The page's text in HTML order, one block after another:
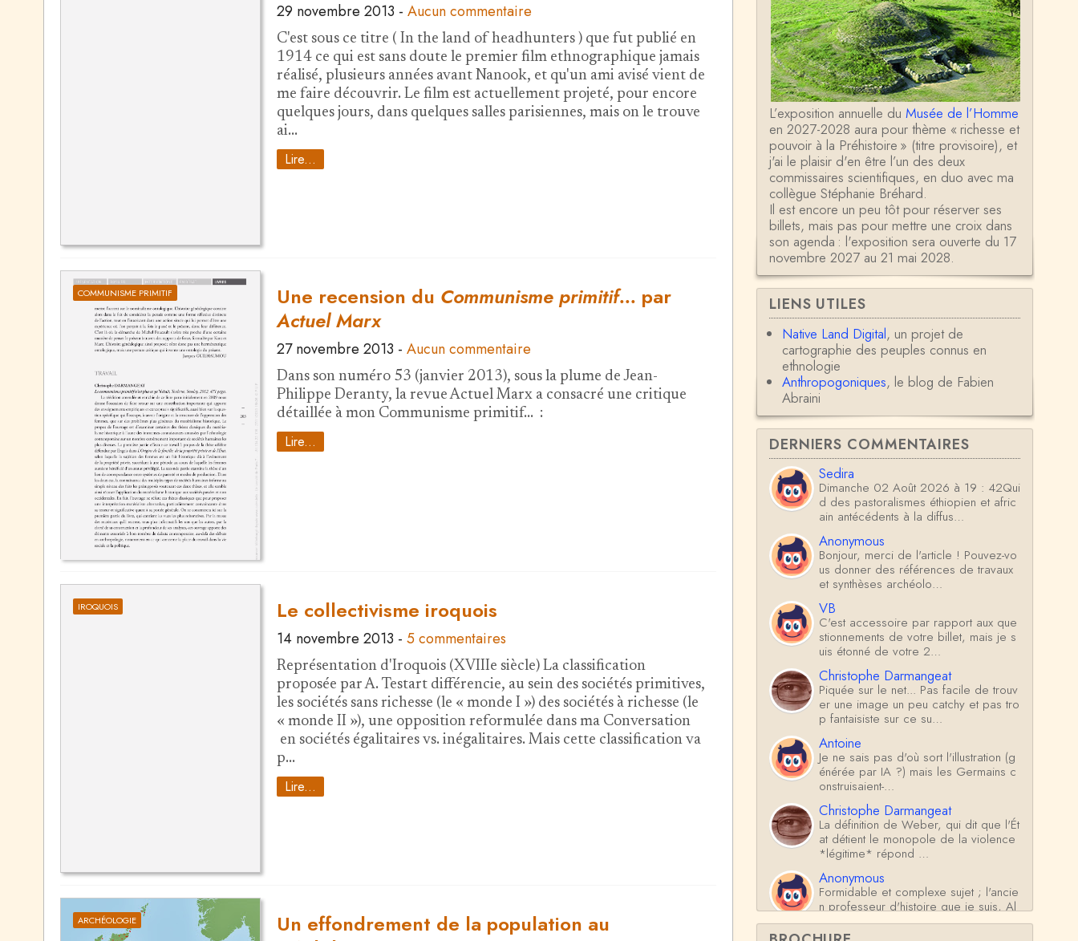
29 novembre 2013 - Aucun commentaire
C'est sous ce titre ( In the land of headhunters ) que fut publié en
1914 ce qui est sans doute le premier film ethnographique jamais
réalisé, plusieurs années avant Nanook, et qu'un ami avisé vient de
me faire découvrir. Le film est actuellement projeté, pour encore
quelques jours, dans quelques salles parisiennes, mais on le trouve
ai…
Lire...
COMMUNISME PRIMITIF Une recension du Communisme primitif... par
Actuel Marx
27 novembre 2013 - Aucun commentaire
Dans son numéro 53 (janvier 2013), sous la plume de Jean-
Philippe Deranty, la revue Actuel Marx a consacré une critique
détaillée à mon Communisme primitif... :
Lire...
IROQUOIS Le collectivisme iroquois
14 novembre 2013 - 5 commentaires
Représentation d'Iroquois (XVIIIe siècle) La classification
proposée par A. Testart différencie, au sein des sociétés primitives,
les sociétés sans richesse (le « monde I ») des sociétés à richesse (le
« monde II »), une opposition reformulée dans ma Conversation
en sociétés égalitaires vs. inégalitaires. Mais cette classification va
p…
Lire...
ARCHÉOLOGIE
Un effondrement de la population au
L’exposition annuelle du Musée de l’Homme
en 2027-2028 aura pour thème « richesse et
pouvoir à la Préhistoire » (titre provisoire), et
j'ai le plaisir d'en être l’un des deux
commissaires scientifiques, en duo avec ma
collègue Stéphanie Bréhard.
Il est encore un peu tôt pour réserver ses
billets, mais pas pour mettre une croix dans
son agenda : l'exposition sera ouverte du 17
novembre 2027 au 21 mai 2028.
LIENS UTILES
Native Land Digital, un projet de
cartographie des peuples connus en
ethnologie
Anthropogoniques, le blog de Fabien
Abraini
DERNIERS COMMENTAIRES
Sedira
Dimanche 02 Août 2026 à 19 : 42Qui
d des pastoralismes éthiopien et afric
ain antécédents à la diffus…
Anonymous
Bonjour, merci de l'article ! Pouvez-vo
us donner des références de travaux
et synthèses archéolo…
VB
C'est accessoire par rapport aux que
stionnements de votre billet, mais je s
uis étonné de votre 2…
Christophe Darmangeat
Piquée sur le net... Pas facile de trouv
er une image un peu catchy et pas tro
p fantaisiste sur ce su…
Antoine
Je ne sais pas d'où sort l'illustration (g
énérée par IA ?) mais les Germains c
onstruisaient-…
Christophe Darmangeat
La définition de Weber, qui dit que l'Ét
at détient le monopole de la violence
*légitime* répond …
Anonymous
Formidable et complexe sujet ; l'ancie
n professeur d'histoire que je suis, Al
sacien de surcr…